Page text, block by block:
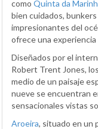
como Quinta da
bien cuidados,
impresionantes del
ofrece una
Diseñados por el
Robert Trent Jones,
medio de un paisaje
nueve se encuentran
sensacionales vistas
Aroeira, situado en un